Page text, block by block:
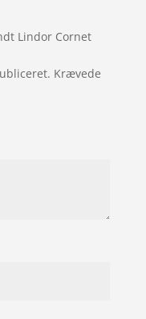
Lindor Cornet
Krævede